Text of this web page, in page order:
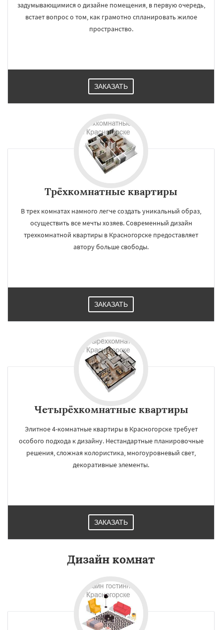
задумывающимися о дизайне помещения, в первую очередь,
встает вопрос о том, как грамотно спланировать жилое
пространство.
ЗАКАЗАТЬ
Трёхкомнатные квартиры
В трех комнатах намного легче создать уникальный образ,
осуществить все мечты хозяев. Современный дизайн
трехкомнатной квартиры в Красногорске предоставляет
автору больше свободы.
ЗАКАЗАТЬ
Четырёхкомнатные квартиры
Элитное 4-комнатные квартиры в Красногорске требует
особого подхода к дизайну. Нестандартные планировочные
решения, сложная колористика, многоуровневый свет,
декоративные элементы.
ЗАКАЗАТЬ
Дизайн комнат